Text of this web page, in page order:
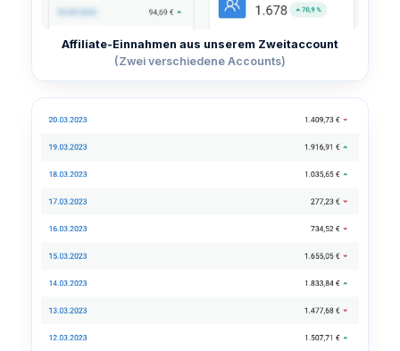
Affiliate-Einnahmen aus unserem Zweitaccount
(Zwei verschiedene Accounts)